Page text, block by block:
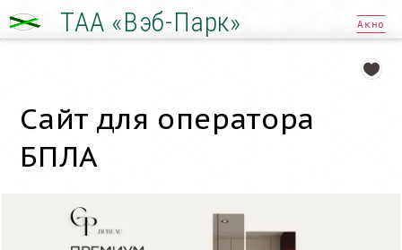
ТАА «Вэб-Парк» Акно
Сайт для оператора
БПЛА